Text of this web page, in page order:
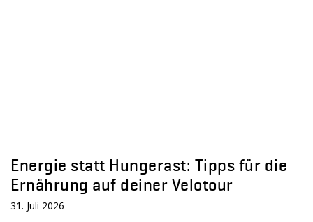
Energie statt Hungerast: Tipps für die
Ernährung auf deiner Velotour
31. Juli 2026